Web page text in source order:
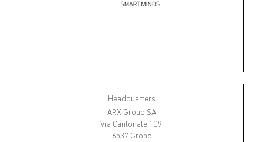
Headquarters
ARX Group SA
Via Cantonale 109
6537 Grono